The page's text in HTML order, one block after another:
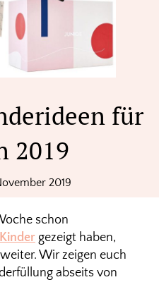
für
2019
2019
schon
gezeigt haben,
Wir zeigen euch
abseits von